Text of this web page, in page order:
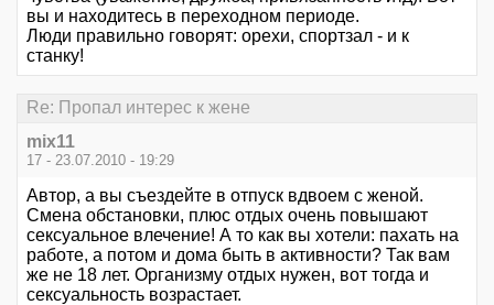
вы и находитесь в переходном периоде.
Люди правильно говорят: орехи, спортзал - и к
станку!
Re: Пропал интерес к жене
mix11
17 - 23.07.2010 - 19:29
Автор, а вы съездейте в отпуск вдвоем с женой.
Смена обстановки, плюс отдых очень повышают
сексуальное влечение! А то как вы хотели: пахать на
работе, а потом и дома быть в активности? Так вам
же не 18 лет. Организму отдых нужен, вот тогда и
сексуальность возрастает.